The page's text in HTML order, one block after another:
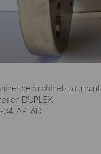
de 5 robinets
en DUPLEX
34, API 6D